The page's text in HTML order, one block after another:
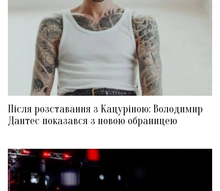
Після розставання з Кацуріною: Володимир
Дантес показався з новою обраницею